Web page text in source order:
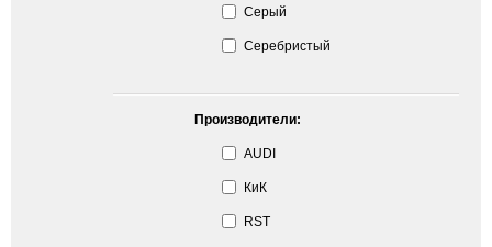
Серый
Серебристый
Производители:
AUDI
КиК
RST